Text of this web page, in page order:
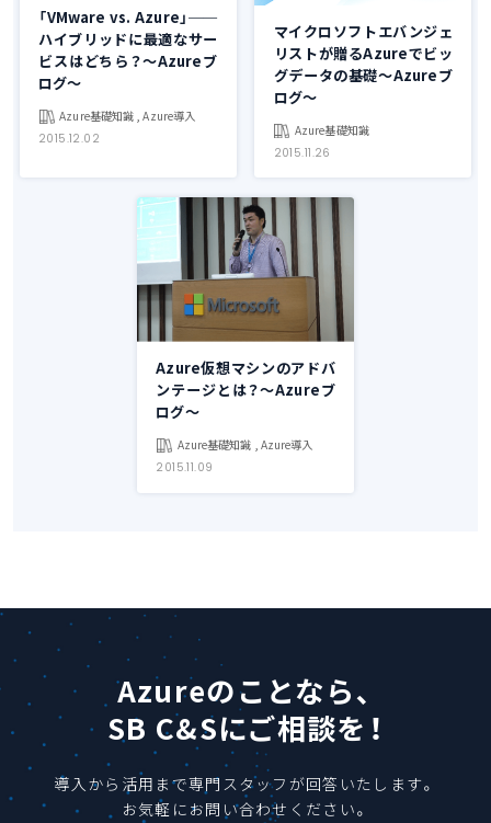
「VMware vs. Azure」──
ハイブリッドに最適なサー
ビスはどちら？～Azureブ
ログ～
Azure基礎知識 , Azure導入
2015.12.02
マイクロソフトエバンジェ
リストが贈るAzureでビッ
グデータの基礎～Azureブ
ログ～
Azure基礎知識
2015.11.26
Azure仮想マシンのアドバ
ンテージとは？～Azureブ
ログ～
Azure基礎知識 , Azure導入
2015.11.09
Azureのことなら、
SB C&Sにご相談を！
導入から活用まで専門スタッフが回答いたします。
お気軽にお問い合わせください。